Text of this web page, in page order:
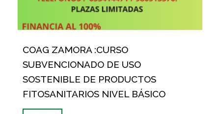
COAG ZAMORA :CURSO
SUBVENCIONADO DE USO
SOSTENIBLE DE PRODUCTOS
FITOSANITARIOS NIVEL BÁSICO